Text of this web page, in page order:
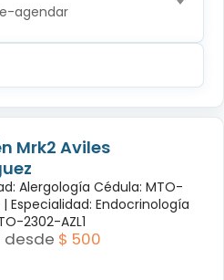
agendar
Mrk2 Aviles
Alergología Cédula: MTO-
| Especialidad: Endocrinología
2302-AZL1
desde $ 500